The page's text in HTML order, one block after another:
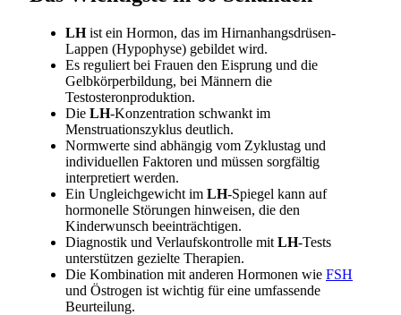
LHist ein Hormon, das im Hirnanhangsdrüsen-
Lappen (Hypophyse) gebildet wird.
Es reguliert bei Frauen den Eisprung und die
Gelbkörperbildung, bei Männern die
Testosteronproduktion.
Die LH-Konzentration schwankt im
Menstruationszyklus deutlich.
Normwerte sind abhängig vom Zyklustag und
individuellen Faktoren und müssen sorgfältig
interpretiert werden.
Ein Ungleichgewicht im LH-Spiegel kann auf
hormonelle Störungen hinweisen, die den
Kinderwunsch beeinträchtigen.
Diagnostik und Verlaufskontrolle mit LH-Tests
unterstützen gezielte Therapien.
Die Kombination mit anderen Hormonen wie FSH
und Östrogen ist wichtig für eine umfassende
Beurteilung.